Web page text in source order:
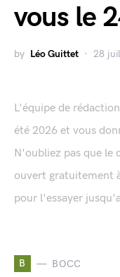
vous le
by Léo Guittet 28
L'équipe de
été 2026 et vous
N'oubliez pas que le
ouvert gratuitement
pour l'essayer
B BOCC